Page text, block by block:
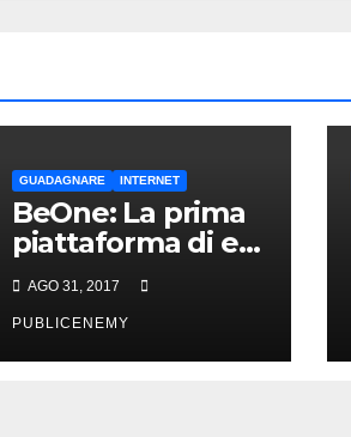
GUADAGNARE INTERNET
BeOne: La prima
piattaforma di e-
learning
decentralizzata
AGO 31, 2017
PUBLICENEMY